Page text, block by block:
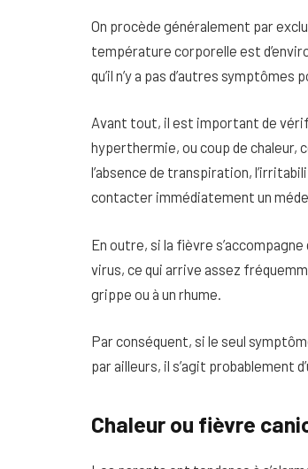
On procède généralement par
température corporelle est
qu’il n’y a pas d’autres symptômes
Avant tout, il est important de
hyperthermie, ou coup de chaleur,
l’absence de transpiration,
contacter immédiatement un
En outre, si la fièvre
virus, ce qui arrive assez
grippe ou à un rhume.
Par conséquent, si le seul
par ailleurs, il s’agit probablement
Chaleur ou fièvre